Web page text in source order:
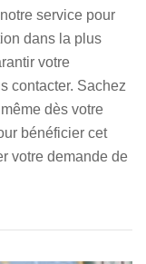
service pour
dans la plus
votre
contacter. Sachez
dès votre
bénéficier cet
votre demande de